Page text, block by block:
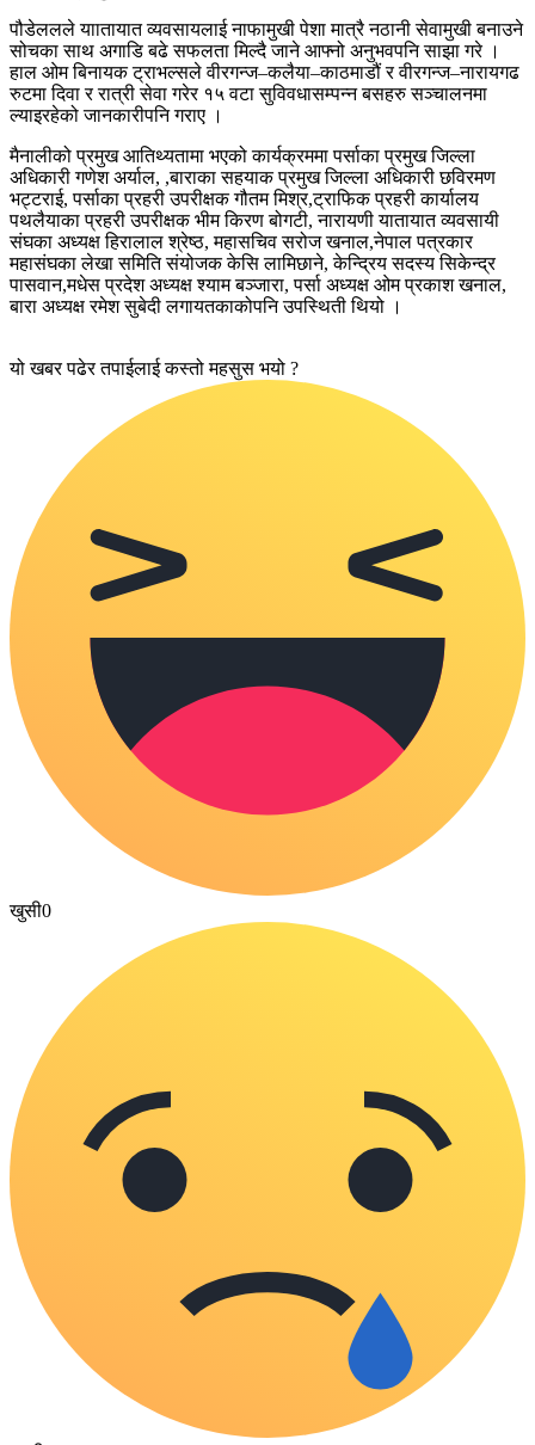
पौडेललले याातायात व्यवसायलाई नाफामुखी पेशा मात्रै नठानी सेवामुखी बनाउने
सोचका साथ अगाडि बढे सफलता मिल्दै जाने आफ्नो अनुभवपनि साझा गरे ।
हाल ओम बिनायक ट्राभल्सले वीरगन्ज–कलैया–काठमाडौं र वीरगन्ज–नारायगढ
रुटमा दिवा र रात्री सेवा गरेर १५ वटा सुविवधासम्पन्न बसहरु सञ्चालनमा
ल्याइरहेको जानकारीपनि गराए ।
मैनालीको प्रमुख आतिथ्यतामा भएको कार्यक्रममा पर्साका प्रमुख जिल्ला
अधिकारी गणेश अर्याल, ,बाराका सहयाक प्रमुख जिल्ला अधिकारी छविरमण
भट्टराई, पर्साका प्रहरी उपरीक्षक गौतम मिश्र,ट्राफिक प्रहरी कार्यालय
पथलैयाका प्रहरी उपरीक्षक भीम किरण बोगटी, नारायणी यातायात व्यवसायी
संघका अध्यक्ष हिरालाल श्रेष्ठ, महासचिव सरोज खनाल,नेपाल पत्रकार
महासंघका लेखा समिति संयोजक केसि लामिछाने, केन्द्रिय सदस्य सिकेन्द्र
पासवान,मधेस प्रदेश अध्यक्ष श्याम बञ्जारा, पर्सा अध्यक्ष ओम प्रकाश खनाल,
बारा अध्यक्ष रमेश सुबेदी लगायतकाकोपनि उपस्थिती थियो ।
यो खबर पढेर तपाईलाई कस्तो महसुस भयो ?
खुसी0